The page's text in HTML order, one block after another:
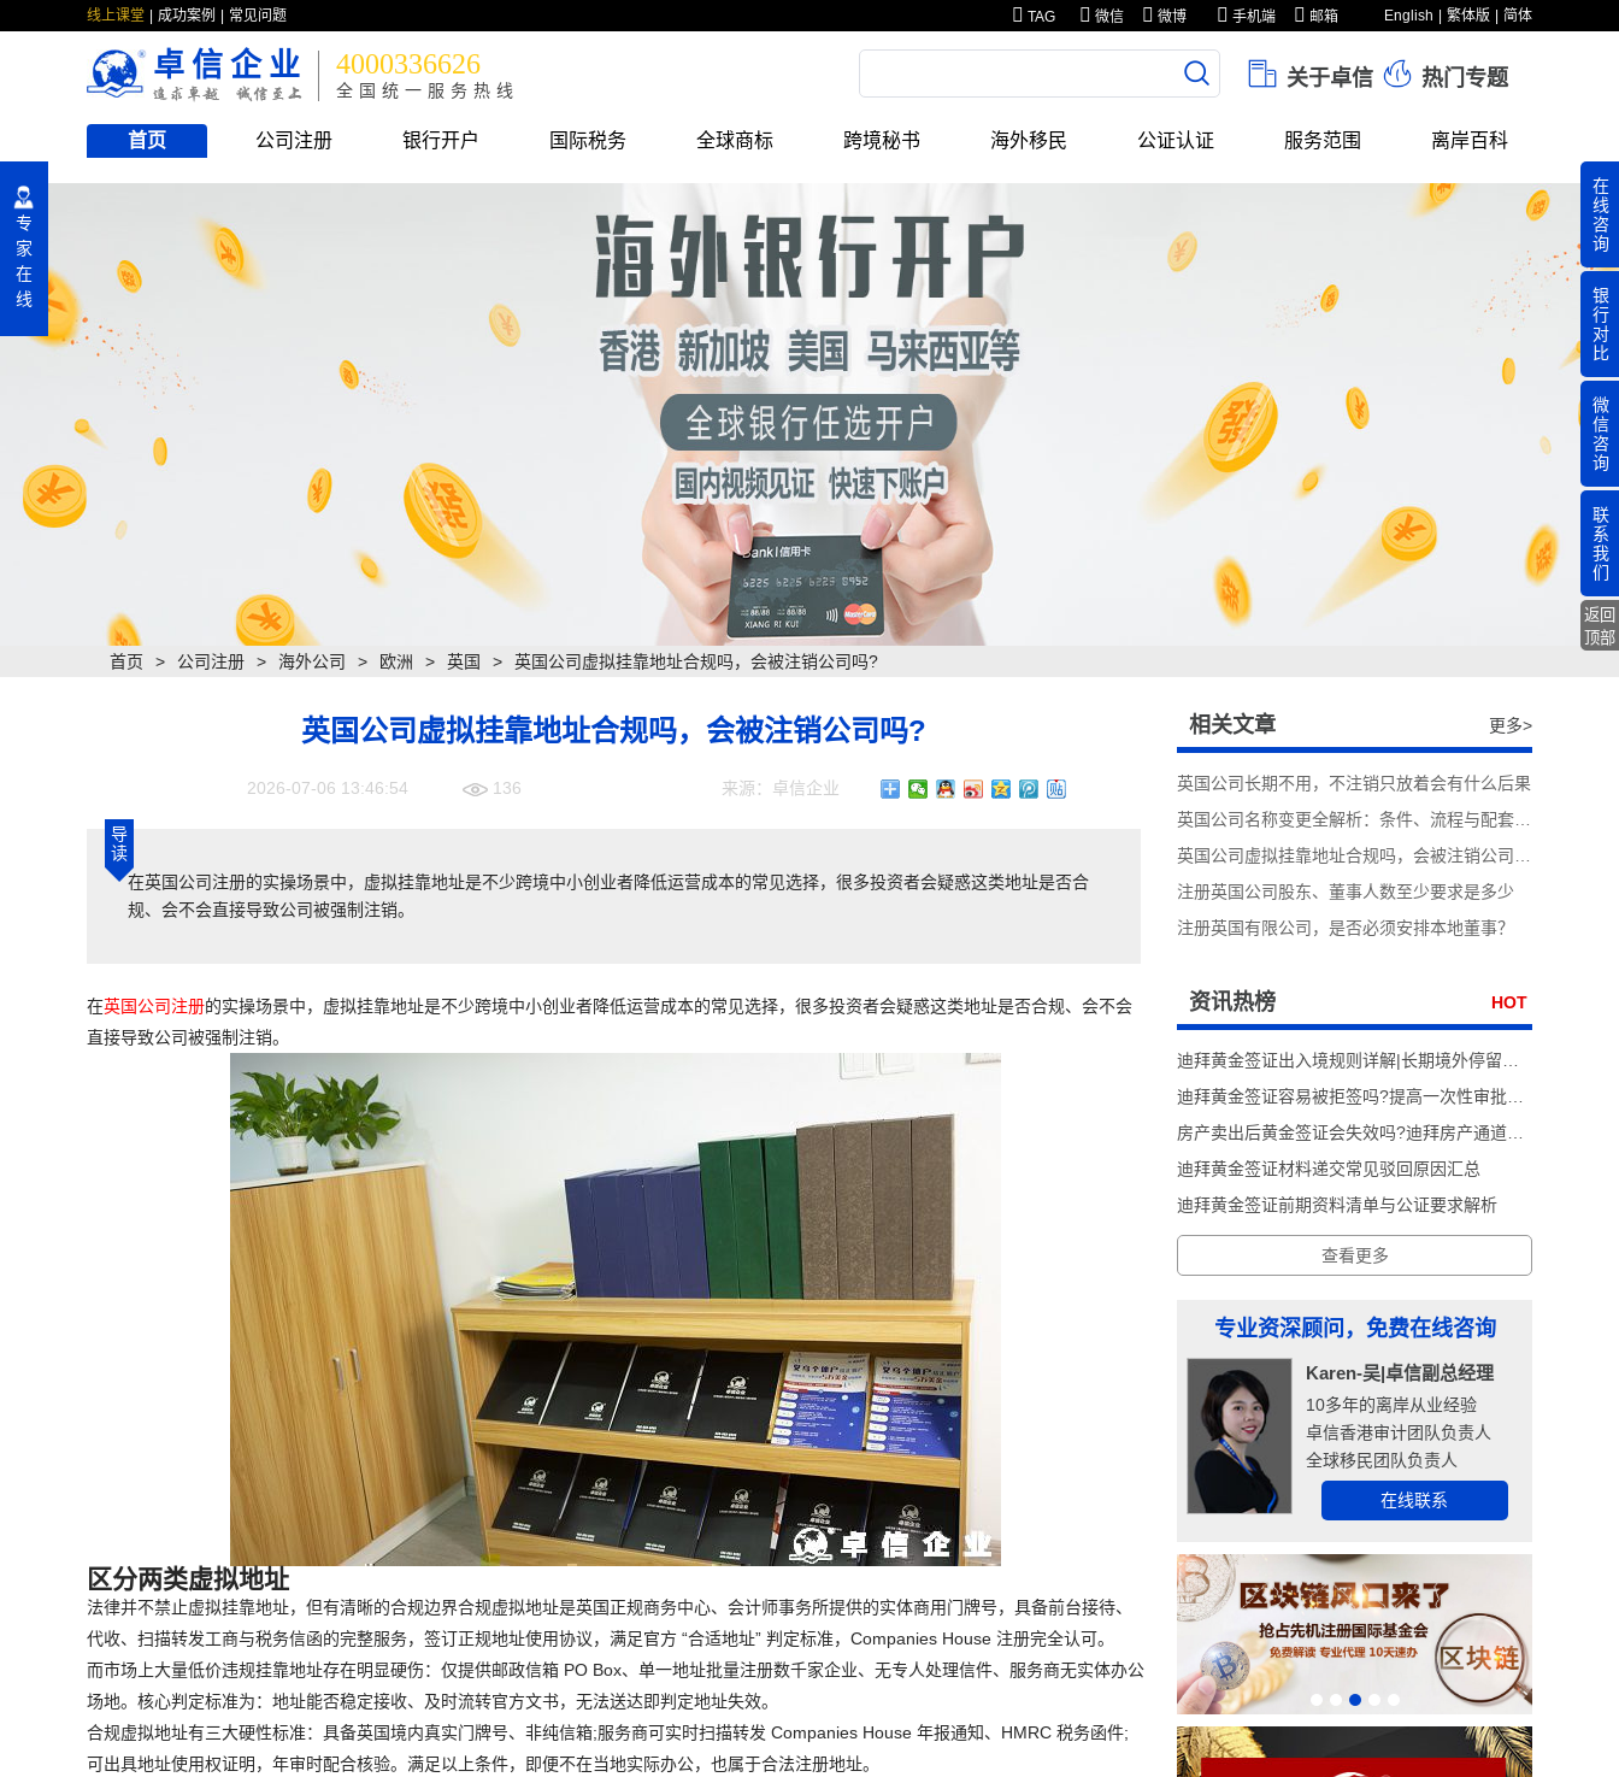
线上课堂 成功案例 常见问题 English 繁体版 简体
TAG 微信 微博 手机端 邮箱
卓信企业 4000336626
全国统一服务热线
关于卓信 热门专题
首页 公司注册 银行开户 国际税务 全球商标 跨境秘书 海外移民 公证认证 服务范围 离岸百科
首页 > 公司注册 > 海外公司 > 欧洲 > 英国 > 英国公司虚拟挂靠地址合规吗，会被注销公司吗?
英国公司虚拟挂靠地址合规吗，会被注销公司吗?
2026-07-06 13:46:54 136 来源：卓信企业
导
读
在英国公司注册的实操场景中，虚拟挂靠地址是不少跨境中小创业者降低运营成本的常见选择，很多投资者会疑惑这类地址是否合
规、会不会直接导致公司被强制注销。
在英国公司注册的实操场景中，虚拟挂靠地址是不少跨境中小创业者降低运营成本的常见选择，很多投资者会疑惑这类地址是否合规、会不会
直接导致公司被强制注销。
区分两类虚拟地址
法律并不禁止虚拟挂靠地址，但有清晰的合规边界合规虚拟地址是英国正规商务中心、会计师事务所提供的实体商用门牌号，具备前台接待、
代收、扫描转发工商与税务信函的完整服务，签订正规地址使用协议，满足官方 “合适地址” 判定标准，Companies House 注册完全认可。
而市场上大量低价违规挂靠地址存在明显硬伤：仅提供邮政信箱 PO Box、单一地址批量注册数千家企业、无专人处理信件、服务商无实体办公
场地。核心判定标准为：地址能否稳定接收、及时流转官方文书，无法送达即判定地址失效。
合规虚拟地址有三大硬性标准：具备英国境内真实门牌号、非纯信箱;服务商可实时扫描转发 Companies House 年报通知、HMRC 税务函件;
可出具地址使用权证明，年审时配合核验。满足以上条件，即便不在当地实际办公，也属于合法注册地址。
相关文章 更多>
英国公司长期不用，不注销只放着会有什么后果
注册英国公司股东、董事人数至少要求是多少
注册英国有限公司，是否必须安排本地董事？
资讯热榜 HOT
迪拜黄金签证材料递交常见驳回原因汇总
迪拜黄金签证前期资料清单与公证要求解析
查看更多
专业资深顾问，免费在线咨询
Karen-吴|卓信副总经理
10多年的离岸从业经验
卓信香港审计团队负责人
全球移民团队负责人
在线联系
专
家
在
线
在
线
咨
询
银
行
对
比
微
信
咨
询
联
系
我
们
返回
顶部